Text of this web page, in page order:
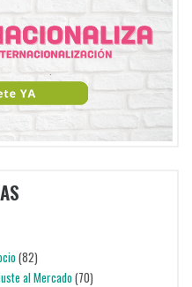
(82)
al Mercado(70)